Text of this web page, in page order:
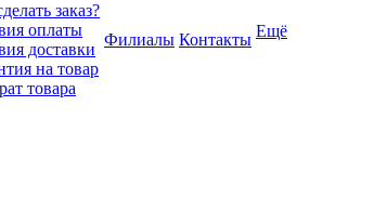
заказ?
оплаты
доставки
на товар
товара
Филиалы Контакты Ещё